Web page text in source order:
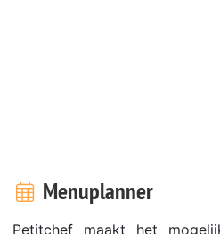
Menuplanner
Petitchef maakt het